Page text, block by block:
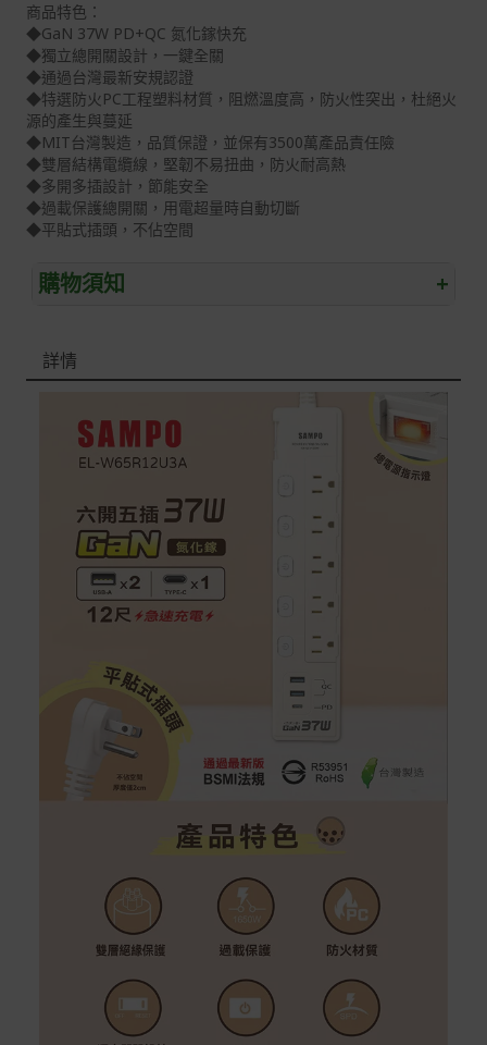
商品特色：
◆GaN 37W PD+QC 氮化鎵快充
◆獨立總開關設計，一鍵全關
◆通過台灣最新安規認證
◆特選防火PC工程塑料材質，阻燃溫度高，防火性突出，杜絕火
源的產生與蔓延
◆MIT台灣製造，品質保證，並保有3500萬產品責任險
◆雙層結構電纜線，堅韌不易扭曲，防火耐高熱
◆多開多插設計，節能安全
◆過載保護總開關，用電超量時自動切斷
◆平貼式插頭，不佔空間
購物須知 +
本網站消費者享有商品到貨七天鑑賞期之權益(鑑賞期並非
到貨七天內消費者有權申請退貨或換貨；超過七天以上(含
假日)，恕無法辦理。
退回之商品必須是全新狀態且完整包裝(含商品、附件、包
裝、紙箱及所有附隨文件或資料)。
商品到貨後進行開箱前請全程錄影以確保自身權益 ! 非商
品本身瑕疵之退貨商品若有上述不完整之情況，本公司有
權向消費者收取相應的整新費用。
*遊戲光碟、軟體等影音商品屬智慧財產權之商品。依消費
者保護法第十九條第二項規定，一經拆封後恕不接受退換
如有相關退換貨服務需求，您可以透過專線或服務信箱聯
配送服務
以選擇配送至全台各地服務中心。
在消費者完成訂單付款後兩個工作天內會安排訂單出貨，
非Acer旗下品牌商品依配合廠商規範，可能會有無法配送
外島的狀況，
您可以於「我的訂單」內查詢訂單出貨狀態 (路徑：我的帳
號 > 我的訂單)。
詳情